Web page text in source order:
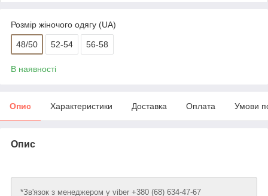
Розмір жіночого одягу (UA)
48/50 52-54 56-58
В наявності
Опис Характеристики Доставка Оплата Умови
Опис
*Зв'язок з менеджером у viber +380 (68) 634-47-67